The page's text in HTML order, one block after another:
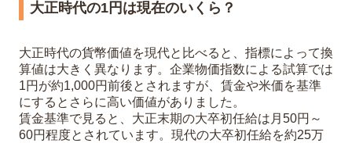
大正時代の1円は現在のいくら？
大正時代の貨幣価値を現代と比べると、指標によって換
算値は大きく異なります。企業物価指数による試算では
1円が約1,000円前後とされますが、賃金や米価を基準
にするとさらに高い価値がありました。
賃金基準で見ると、大正末期の大卒初任給は月50円～
60円程度とされています。現代の大卒初任給を約25万